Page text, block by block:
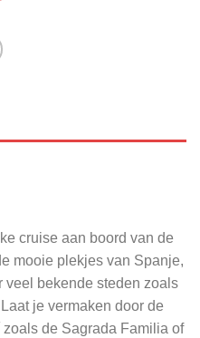
cruise aan boord van de
mooie plekjes van Spanje,
veel bekende steden zoals
je vermaken door de
de Sagrada Familia of